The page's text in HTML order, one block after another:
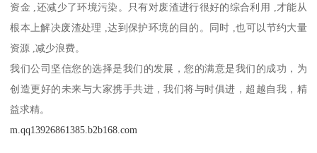
资金 ,还减少了环境污染。只有对废渣进行很好的综合利用 ,才能从
根本上解决废渣处理 ,达到保护环境的目的。同时 ,也可以节约大量
资源 ,减少浪费。
我们公司坚信您的选择是我们的发展，您的满意是我们的成功，为
创造更好的未来与大家携手共进，我们将与时俱进，超越自我，精
益求精。
m.qq13926861385.b2b168.com